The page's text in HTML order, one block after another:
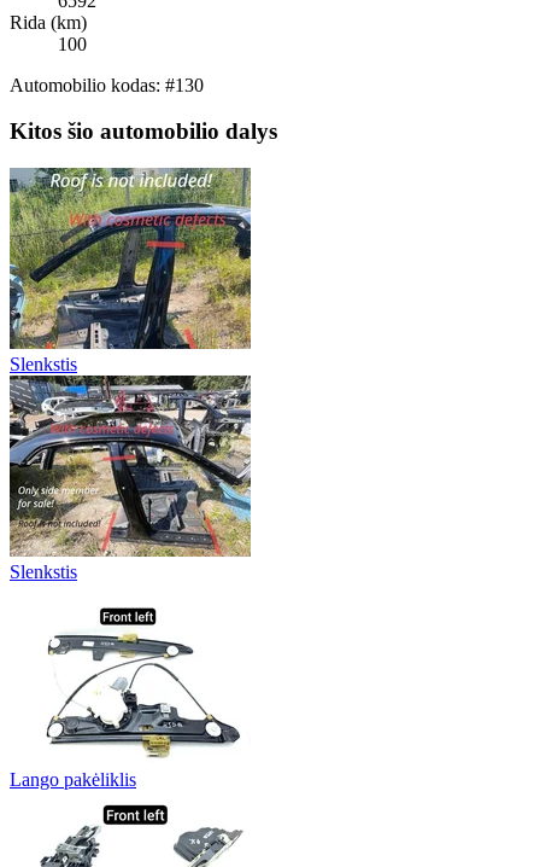
Rida (km)
100
Automobilio kodas: #130
Kitos šio automobilio dalys
Slenkstis
Slenkstis
Lango pakėliklis